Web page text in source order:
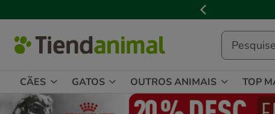
de
mensagem,
CÃES GATOS OUTROS ANIMAIS TOP